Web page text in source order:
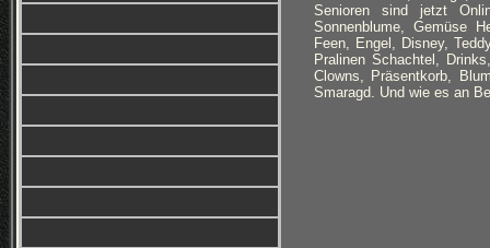
Senioren sind jetzt
Sonnenblume, Gemüse
Feen, Engel, Disney,
Pralinen Schachtel,
Clowns, Präsentkorb,
Smaragd. Und wie es an